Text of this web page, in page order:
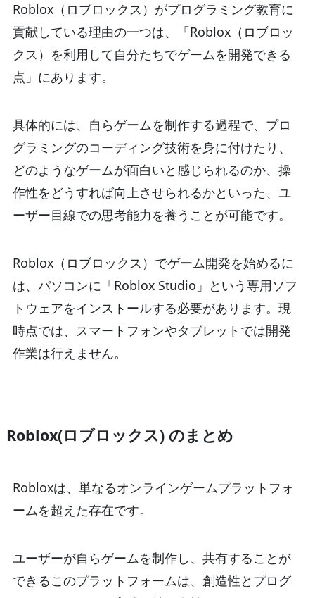
Roblox（ロブロックス）がプログラミング教育に
貢献している理由の一つは、「Roblox（ロブロッ
クス）を利用して自分たちでゲームを開発できる
点」にあります。
具体的には、自らゲームを制作する過程で、プロ
グラミングのコーディング技術を身に付けたり、
どのようなゲームが面白いと感じられるのか、操
作性をどうすれば向上させられるかといった、ユ
ーザー目線での思考能力を養うことが可能です。
Roblox（ロブロックス）でゲーム開発を始めるに
は、パソコンに「Roblox Studio」という専用ソフ
トウェアをインストールする必要があります。現
時点では、スマートフォンやタブレットでは開発
作業は行えません。
Roblox(ロブロックス) のまとめ
Robloxは、単なるオンラインゲームプラットフォ
ームを超えた存在です。
ユーザーが自らゲームを制作し、共有することが
できるこのプラットフォームは、創造性とプログ